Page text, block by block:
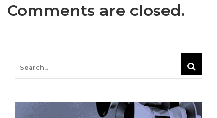
Comments are closed.